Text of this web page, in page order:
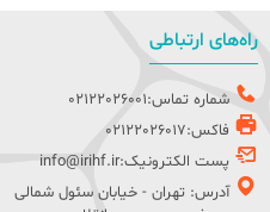
راه‌های ارتباطی
شماره تماس:02122026001
فاکس:02122026017
پست الکترونیک:info@irihf.ir
آدرس: تهران - خیابان سئول شمالی